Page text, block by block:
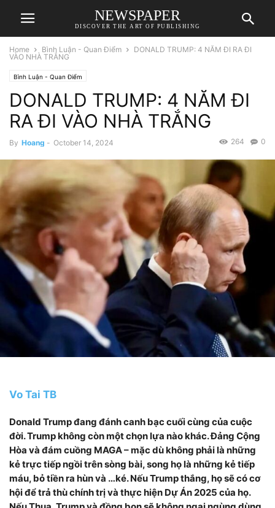
NEWSPAPER
DISCOVER THE ART OF PUBLISHING
Home Bình Luận - Quan Điểm
DONALD TRUMP: 4 NĂM ĐI RA ĐI
VÀO NHÀ TRẮNG
Bình Luận - Quan Điểm
DONALD TRUMP: 4 NĂM ĐI
RA ĐI VÀO NHÀ TRẮNG
By Hoang - October 14, 2024 0
264
Vo Tai TB
Donald Trump đang đánh canh bạc cuối cùng của cuộc
đời. Trump không còn một chọn lựa nào khác. Đảng Cộng
Hòa và đám cuồng MAGA – mặc dù không phải là những
kẻ trực tiếp ngồi trên sòng bài, song họ là những kẻ tiếp
máu, bỏ tiền ra hùn và …ké. Nếu Trump thắng, họ sẽ có cơ
hội để trả thù chính trị và thực hiện Dự Án 2025 của họ.